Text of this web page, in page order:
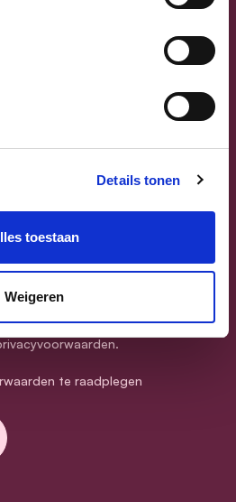
Details tonen
toestaan
Weigeren
worden (optioneel)
lid van cd&v Senioren.
lid van Vrouw & Maatschappij.
te raadplegen